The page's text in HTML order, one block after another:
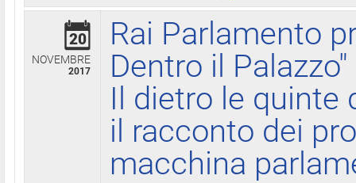
20
NOVEMBRE
2017
Rai Parlamento
Dentro il Palazzo"
Il dietro le quinte
il racconto dei
macchina